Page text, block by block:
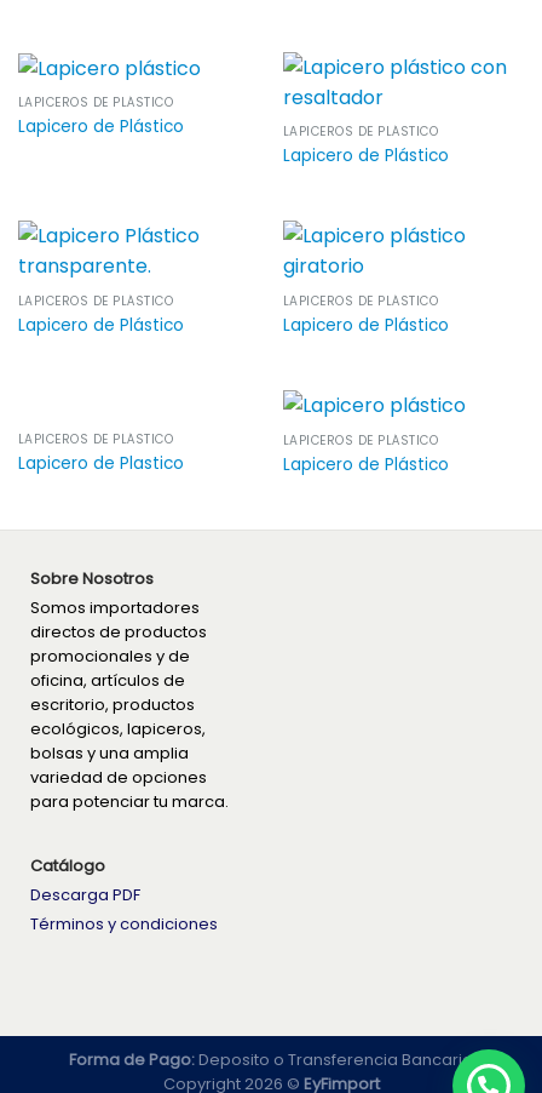
LAPICEROS DE PLÁSTICO
Lapicero de Plástico LAPICEROS DE PLÁSTICO
Lapicero de Plástico
LAPICEROS DE PLÁSTICO
Lapicero de Plástico
LAPICEROS DE PLÁSTICO
Lapicero de Plástico
LAPICEROS DE PLÁSTICO
Lapicero de Plastico
LAPICEROS DE PLÁSTICO
Lapicero de Plástico
Sobre Nosotros
Somos importadores
directos de productos
promocionales y de
oficina, artículos de
escritorio, productos
ecológicos, lapiceros,
bolsas y una amplia
variedad de opciones
para potenciar tu marca.
Catálogo
Descarga PDF
Términos y condiciones
Forma de Pago:Deposito o Transferencia Bancaria
Copyright 2026 © EyFimport